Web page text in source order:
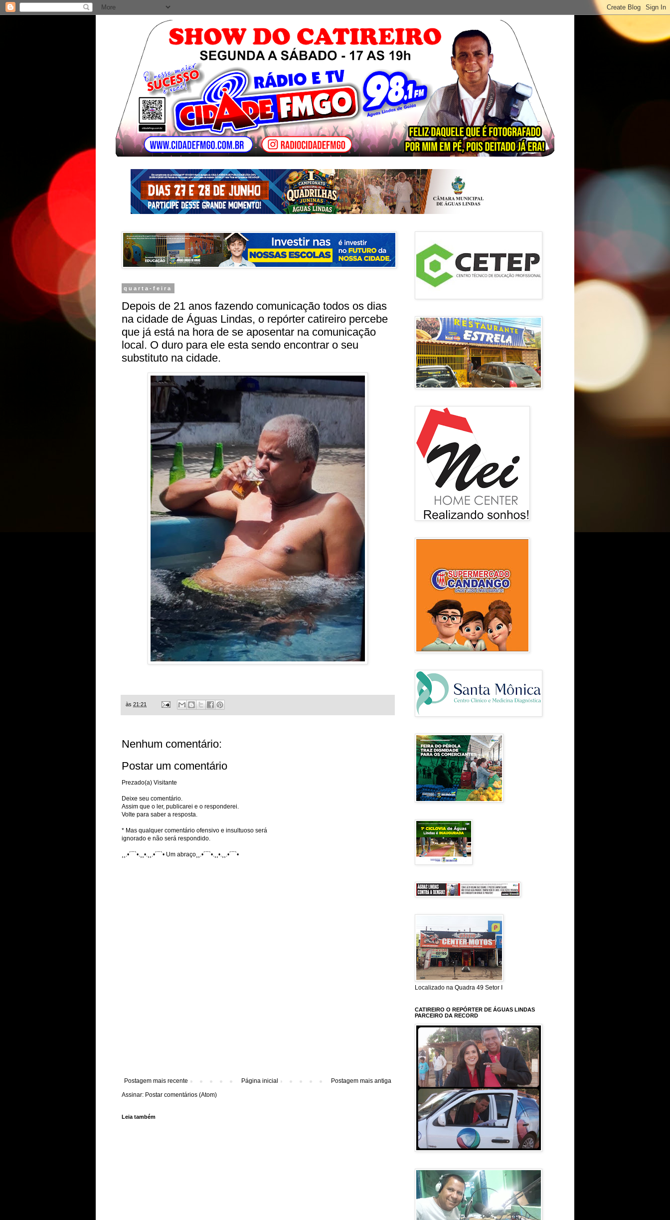
quarta-feira
Depois de 21 anos fazendo comunicação todos os dias
na cidade de Águas Lindas, o repórter catireiro percebe
que já está na hora de se aposentar na comunicação
local. O duro para ele esta sendo encontrar o seu
substituto na cidade.
às 21:21
Nenhum comentário:
Postar um comentário
Prezado(a) Visitante
Deixe seu comentário.
Assim que o ler, publicarei e o responderei.
Volte para saber a resposta.
* Mas qualquer comentário ofensivo e insultuoso será
ignorado e não será respondido.
¸¸.•´¯`•.¸¸•.¸¸.•´¯`• Um abraço¸¸.•´¯`•.¸¸•.¸¸.•´¯`•
Postagem mais recente Postagem mais antiga
Página inicial
Assinar: Postar comentários (Atom)
Leia também
Localizado na Quadra 49 Setor I
CATIREIRO O REPÓRTER DE ÁGUAS LINDAS
PARCEIRO DA RECORD